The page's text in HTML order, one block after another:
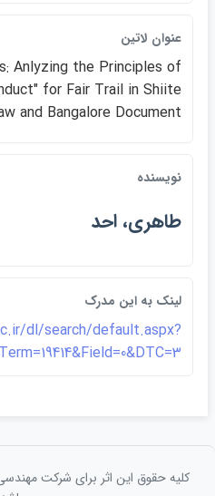
عنوان لاتين
Anlyzing the Principles of
for Fair Trail in Shiite
and Bangalore Document
نويسنده
طاهري، احد
لينک به اين مدرک
dl/search/default.aspx?
Term=19414&Field=0&DTC=3
کلیه حقوق این اثر برای شرکت